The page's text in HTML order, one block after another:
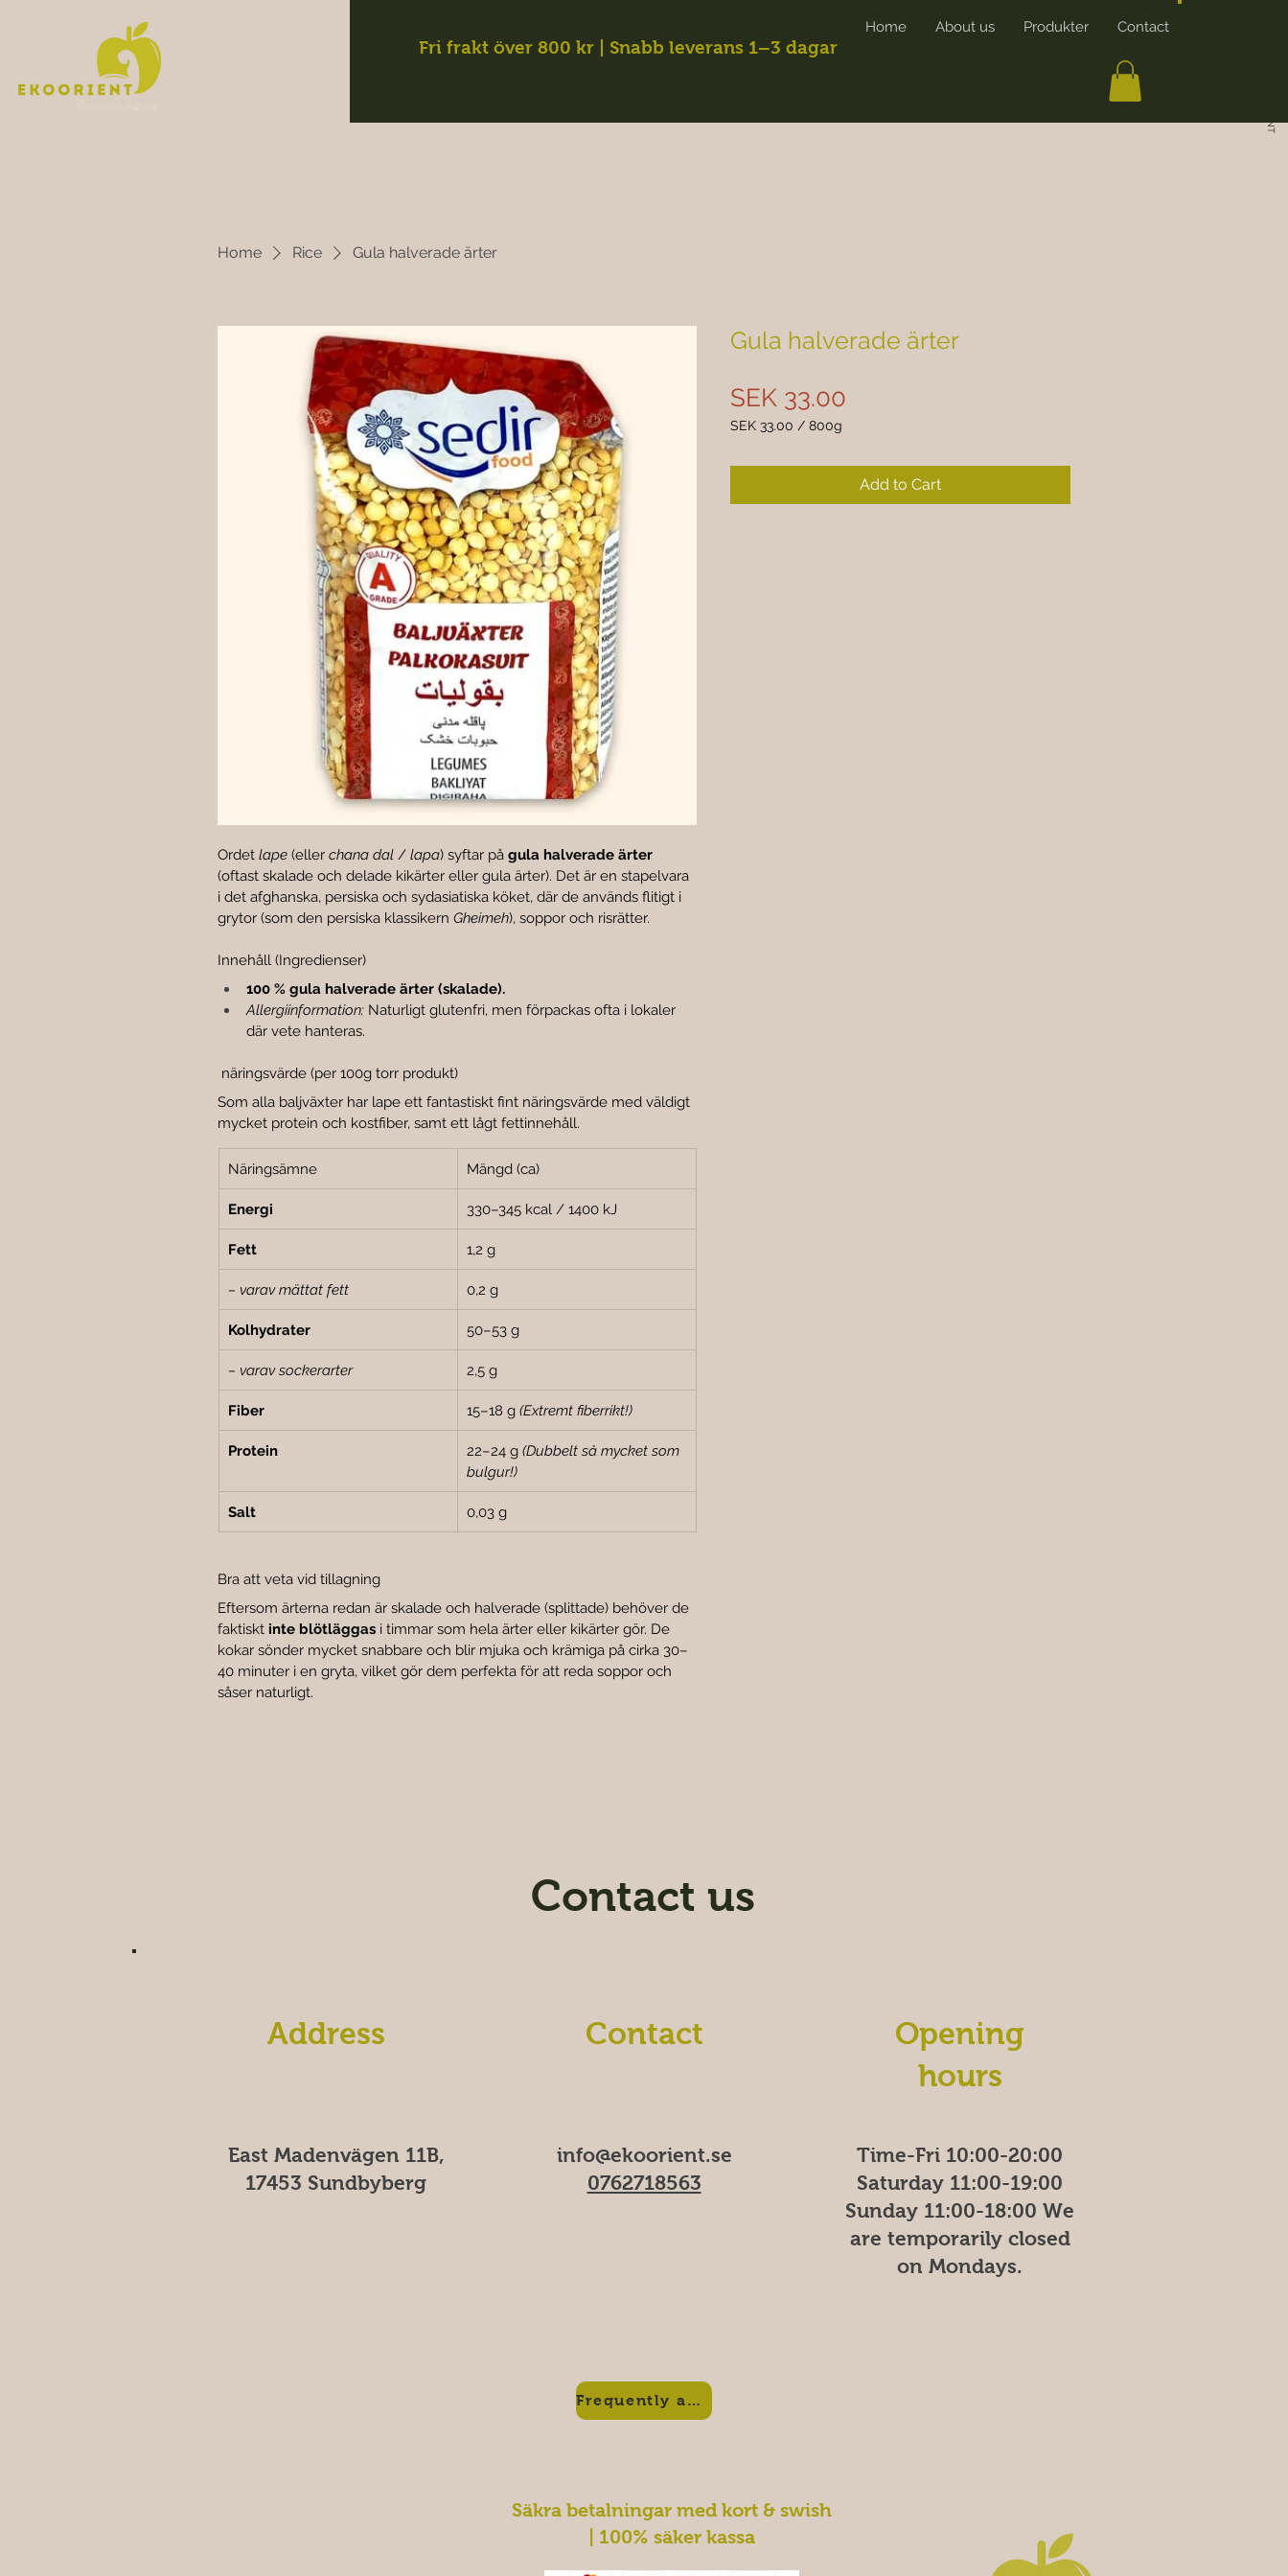
Fri frakt över 800 kr | Snabb leverans 1–3 dagar
Home About us Produkter Contact
Home Rice Gula halverade ärter
Ordet lape (eller chana dal / lapa) syftar på gula halverade ärter
(oftast skalade och delade kikärter eller gula ärter). Det är en stapelvara
i det afghanska, persiska och sydasiatiska köket, där de används flitigt i
grytor (som den persiska klassikern Gheimeh), soppor och risrätter.
Innehåll (Ingredienser)
100 % gula halverade ärter (skalade).
Allergiinformation: Naturligt glutenfri, men förpackas ofta i lokaler
där vete hanteras.
näringsvärde (per 100g torr produkt)
Som alla baljväxter har lape ett fantastiskt fint näringsvärde med väldigt
mycket protein och kostfiber, samt ett lågt fettinnehåll.
Näringsämne Mängd (ca)
Energi 330–345 kcal / 1400 kJ
Fett 1,2 g
– varav mättat fett 0,2 g
Kolhydrater 50–53 g
– varav sockerarter 2,5 g
Fiber 15–18 g (Extremt fiberrikt!)
Protein 22–24 g (Dubbelt så mycket som
bulgur!)
Salt 0,03 g
Bra att veta vid tillagning
Eftersom ärterna redan är skalade och halverade (splittade) behöver de
faktiskt inte blötläggas i timmar som hela ärter eller kikärter gör. De
kokar sönder mycket snabbare och blir mjuka och krämiga på cirka 30–
40 minuter i en gryta, vilket gör dem perfekta för att reda soppor och
såser naturligt.
Gula halverade ärter
SEK 33.00
SEK 33.00 / 800g
Add to Cart
Contact us
Address
East Madenvägen 11B,
17453 Sundbyberg
Contact
info@ekoorient.se
0762718563
Frequently asked questions
Opening
hours
Time-Fri 10:00-20:00
Saturday 11:00-19:00
Sunday 11:00-18:00 We
are temporarily closed
on Mondays.
Säkra betalningar med kort & swish
| 100% säker kassa